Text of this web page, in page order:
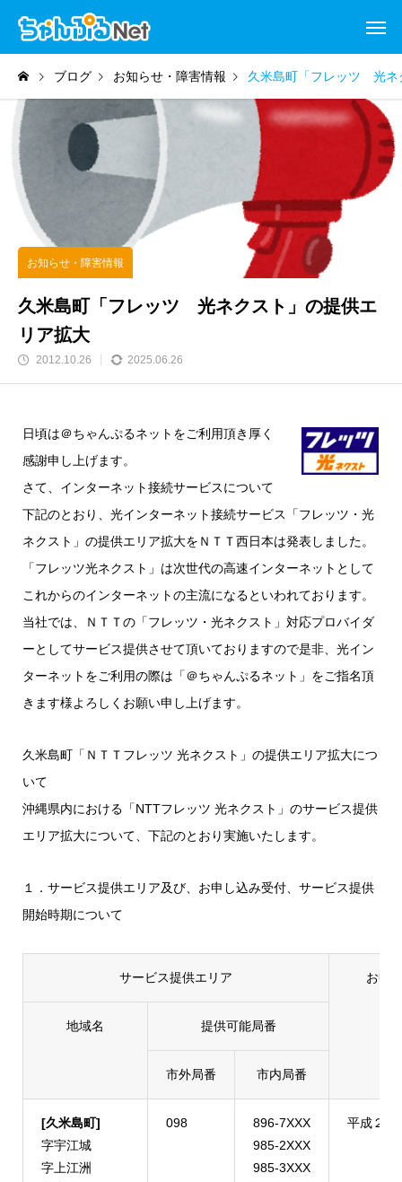
ブログ お知らせ・障害情報 久米島町「フレッツ 光ネ
お知らせ・障害情報
久米島町「フレッツ 光ネクスト」の提供エ
リア拡大
2012.10.26 2025.06.26
日頃は＠ちゃんぷるネットをご利用頂き厚く
感謝申し上げます。
さて、インターネット接続サービスについて
下記のとおり、光インターネット接続サービス「フレッツ・光
ネクスト」の提供エリア拡大をＮＴＴ西日本は発表しました。
「フレッツ光ネクスト」は次世代の高速インターネットとして
これからのインターネットの主流になるといわれております。
当社では、ＮＴＴの「フレッツ・光ネクスト」対応プロバイダ
ーとしてサービス提供させて頂いておりますので是非、光イン
ターネットをご利用の際は「＠ちゃんぷるネット」をご指名頂
きます様よろしくお願い申し上げます。
久米島町「ＮＴＴフレッツ 光ネクスト」の提供エリア拡大につ
いて
沖縄県内における「NTTフレッツ 光ネクスト」のサービス提供
エリア拡大について、下記のとおり実施いたします。
１．サービス提供エリア及び、お申し込み受付、サービス提供
開始時期について
サービス提供エリア お申
地域名 提供可能局番
市外局番 市内局番
[久米島町]
字宇江城
字上江洲
098
896-7XXX
985-2XXX
985-3XXX
平成２４